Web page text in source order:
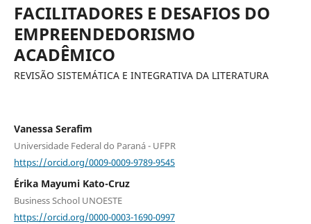
FACILITADORES E DESAFIOS DO
EMPREENDEDORISMO
ACADÊMICO
REVISÃO SISTEMÁTICA E INTEGRATIVA DA LITERATURA
Vanessa Serafim
Universidade Federal do Paraná - UFPR
https://orcid.org/0009-0009-9789-9545
Érika Mayumi Kato-Cruz
Business School UNOESTE
https://orcid.org/0000-0003-1690-0997